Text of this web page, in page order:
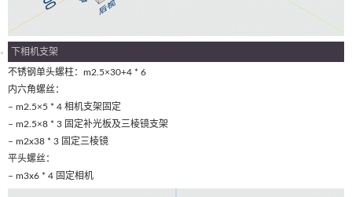
下相机支架
不锈钢单头螺柱：m2.5×30+4 * 6
内六角螺丝：
– m2.5×5 * 4 相机支架固定
– m2.5×8 * 3 固定补光板及三棱镜支架
– m2x38 * 3 固定三棱镜
平头螺丝：
– m3x6 * 4 固定相机